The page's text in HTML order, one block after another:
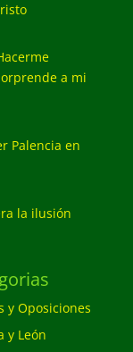
a mi
Palencia en
la ilusión
y Oposiciones
y León